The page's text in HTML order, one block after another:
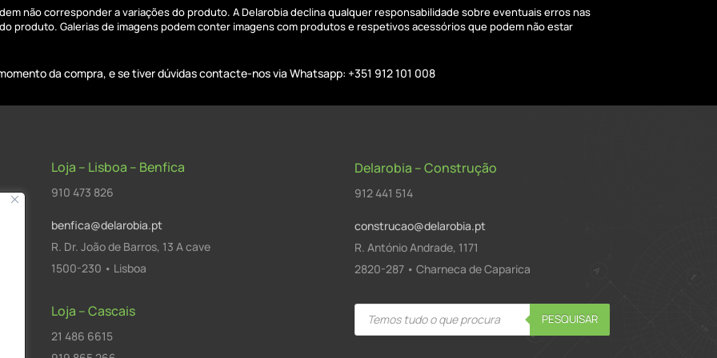
não corresponder a variações do produto. A Delarobia declina qualquer responsabilidade sobre eventuais erros nas
produto. Galerias de imagens podem conter imagens com produtos e respetivos acessórios que podem não estar
da compra, e se tiver dúvidas contacte-nos via Whatsapp: +351 912 101 008
Loja – Lisboa – Benfica
910 473 826
benfica@delarobia.pt
R. Dr. João de Barros, 13 A cave
1500-230 • Lisboa
Loja – Cascais
21 486 6615
Delarobia – Construção
912 441 514
construcao@delarobia.pt
R. António Andrade, 1171
2820-287 • Charneca de Caparica
Products
search PESQUISAR